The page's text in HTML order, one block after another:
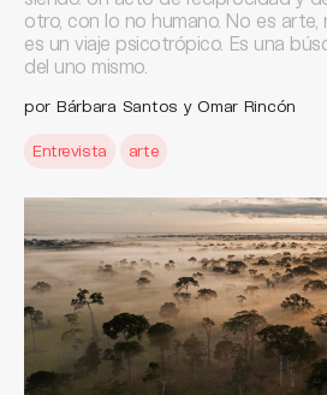
otro, con lo no humano. No es arte,
es un viaje psicotrópico. Es una
del uno mismo.
por Bárbara Santos y Omar Rincón
Entrevista arte